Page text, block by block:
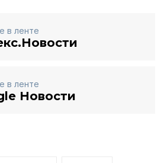
в ленте
в ленте
Новости